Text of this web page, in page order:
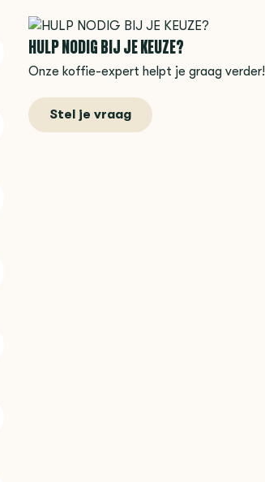
HULP NODIG BIJ JE KEUZE?
Onze koffie-expert helpt je graag verder!
Stel je vraag